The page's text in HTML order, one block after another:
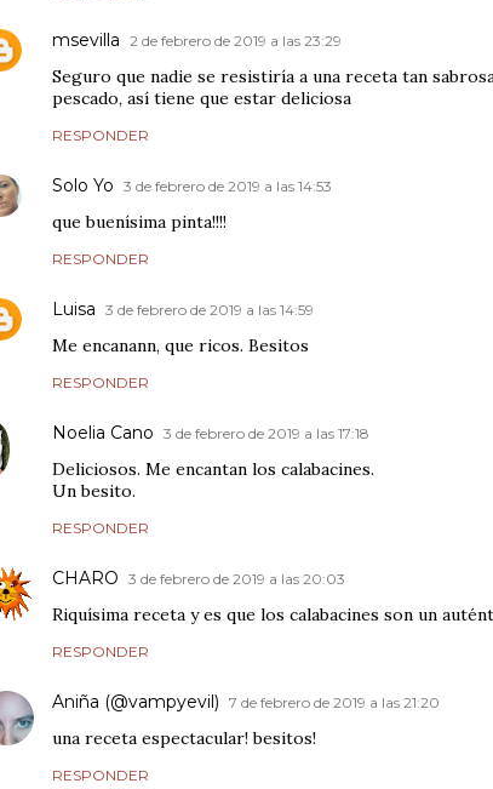
msevilla 2 de febrero de 2019 a las 23:29
Seguro que nadie se resistiría a una receta tan
pescado, así tiene que estar deliciosa
RESPONDER
Solo Yo 3 de febrero de 2019 a las 14:53
que buenísima pinta!!!!
RESPONDER
Luisa 3 de febrero de 2019 a las 14:59
Me encanann, que ricos. Besitos
RESPONDER
Noelia Cano 3 de febrero de 2019 a las 17:18
Deliciosos. Me encantan los calabacines.
Un besito.
RESPONDER
CHARO 3 de febrero de 2019 a las 20:03
Riquísima receta y es que los calabacines son un
RESPONDER
Aniña (@vampyevil) 7 de febrero de 2019 a las 21:20
una receta espectacular! besitos!
RESPONDER